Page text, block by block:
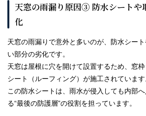
天窓の雨漏り原因③ 防水シートや
化
天窓の雨漏りで意外と多いのが、防水シー
い部分の劣化です。
天窓は屋根に穴を開けて設置するため、窓
シート（ルーフィング）が施工されています
この防水シートは、雨水が侵入しても内部
る“最後の防護層”の役割を担っています。